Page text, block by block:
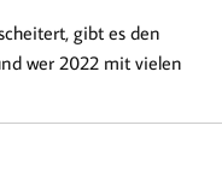
gibt es den
wer 2022 mit vielen